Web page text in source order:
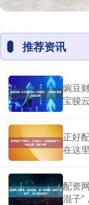
推荐资讯
豌豆
宝骏
正好
在这
配资
混子”